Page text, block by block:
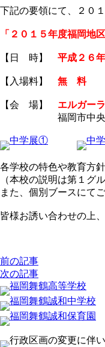
下記の要領にて、２０
「２０１５年度福岡地
【日 時】 平成２６
【入場料】 無 料
【会 場】 エルガー
福岡市中央区天
各学校の特色や教育方
（本校の説明は第１グ
また、個別ブースにて
皆様お誘い合わせの上
前の記事
次の記事